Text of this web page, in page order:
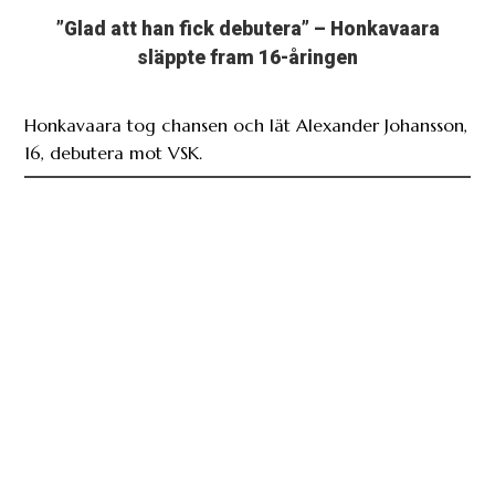
”Glad att han fick debutera” – Honkavaara
släppte fram 16-åringen
Honkavaara tog chansen och lät Alexander Johansson,
16, debutera mot VSK.